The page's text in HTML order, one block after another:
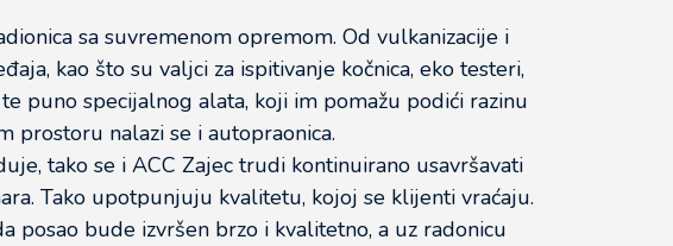
sa suvremenom opremom. Od vulkanizacije i
kao što su valjci za ispitivanje kočnica, eko testeri,
puno specijalnog alata, koji im pomažu podići razinu
prostoru nalazi se i autopraonica.
tako se i ACC Zajec trudi kontinuirano usavršavati
Tako upotpunjuju kvalitetu, kojoj se klijenti vraćaju.
posao bude izvršen brzo i kvalitetno, a uz radonicu